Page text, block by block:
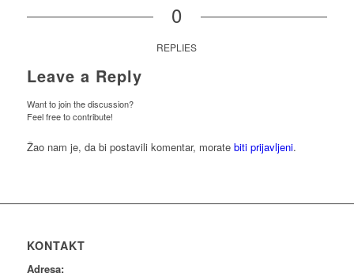
0
REPLIES
Leave a Reply
Want to join the discussion?
Feel free to contribute!
Žao nam je, da bi postavili komentar, morate biti prijavljeni.
KONTAKT
Adresa: